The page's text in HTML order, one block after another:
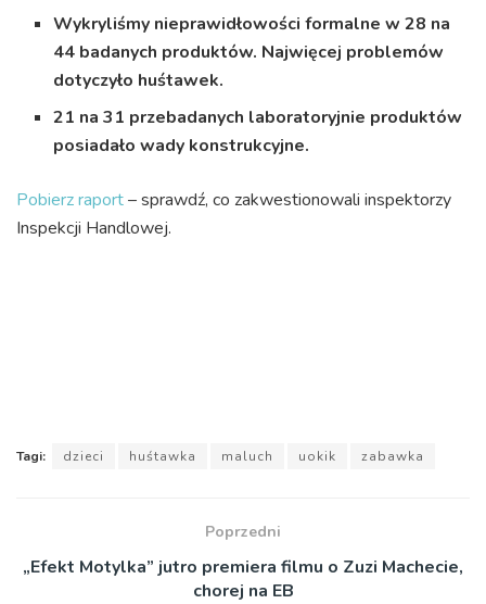
Wykryliśmy nieprawidłowości formalne w 28 na
44 badanych produktów. Najwięcej problemów
dotyczyło huśtawek.
21 na 31 przebadanych laboratoryjnie produktów
posiadało wady konstrukcyjne.
Pobierz raport– sprawdź, co zakwestionowali inspektorzy
Inspekcji Handlowej.
Tagi: dzieci huśtawka maluch uokik zabawka
Poprzedni
„Efekt Motylka” jutro premiera filmu o Zuzi Machecie,
chorej na EB